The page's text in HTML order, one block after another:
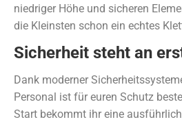
niedriger Höhe und sicheren
die Kleinsten schon ein echtes
Sicherheit steht an
Dank moderner
Personal ist für euren Schutz
Start bekommt ihr eine